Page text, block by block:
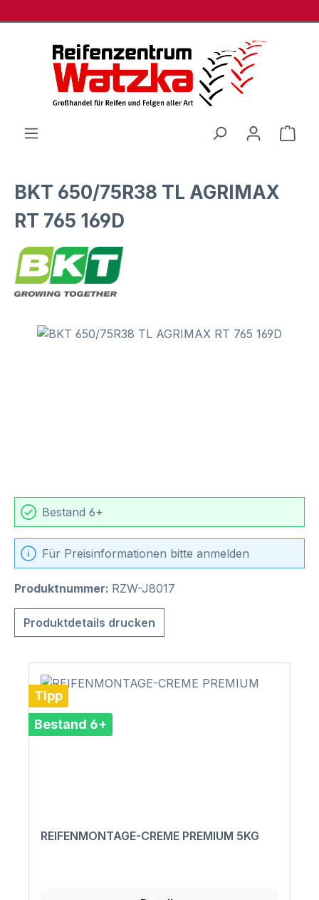
BKT 650/75R38 TL AGRIMAX
RT 765 169D
Bildergalerie überspringen
Bestand 6+
Für Preisinformationen bitte anmelden
Produktnummer: RZW-J8017
Produktdetails drucken
Tipp
Bestand 6+
REIFENMONTAGE-CREME PREMIUM 5KG